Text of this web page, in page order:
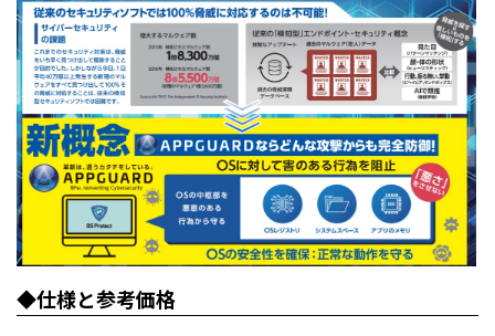
◆仕様と参考価格